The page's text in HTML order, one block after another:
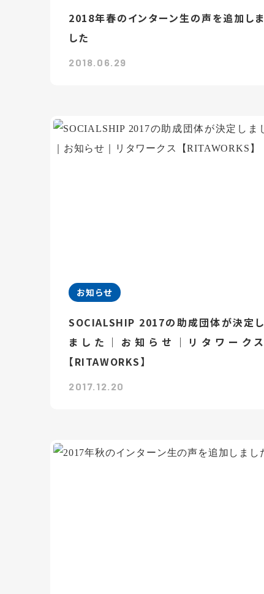
2018年春のインターン生の声を追加しま
した
2018.06.29
お知らせ
SOCIALSHIP 2017の助成団体が決定し
ました｜お知らせ｜リタワークス
【RITAWORKS】
2017.12.20